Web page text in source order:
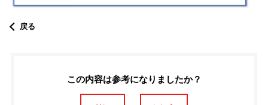
戻る
この内容は参考になりましたか？